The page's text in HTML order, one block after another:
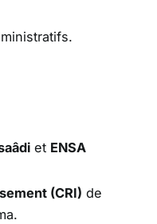
et ENSA
(CRI) de